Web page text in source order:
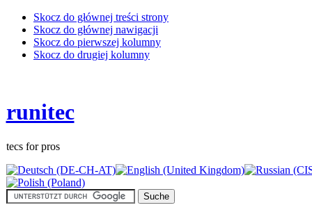
Skocz do głównej treści strony
Skocz do głównej nawigacji
Skocz do pierwszej kolumny
Skocz do drugiej kolumny
runitec
tecs for pros